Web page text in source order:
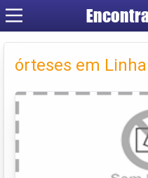
órteses em